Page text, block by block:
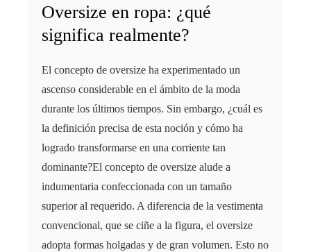
Oversize en ropa: ¿qué
significa realmente?
El concepto de oversize ha experimentado un
ascenso considerable en el ámbito de la moda
durante los últimos tiempos. Sin embargo, ¿cuál es
la definición precisa de esta noción y cómo ha
logrado transformarse en una corriente tan
dominante?El concepto de oversize alude a
indumentaria confeccionada con un tamaño
superior al requerido. A diferencia de la vestimenta
convencional, que se ciñe a la figura, el oversize
adopta formas holgadas y de gran volumen. Esto no